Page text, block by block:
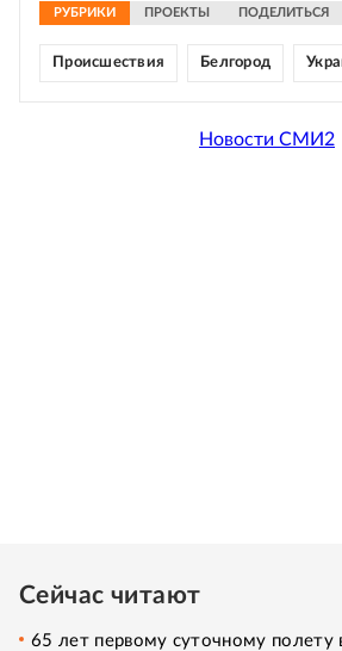
РУБРИКИ ПРОЕКТЫ ПОДЕЛИТЬСЯ
Происшествия Белгород
Новости СМИ2
Сейчас читают
65 лет первому суточному полету